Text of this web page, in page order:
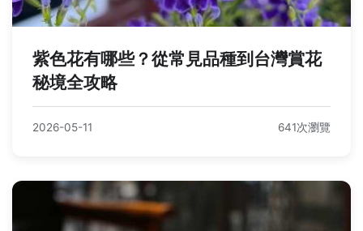
紫色花有哪些？從常見品種到台灣賞花
秘境全攻略
2026-05-11 641次瀏覽